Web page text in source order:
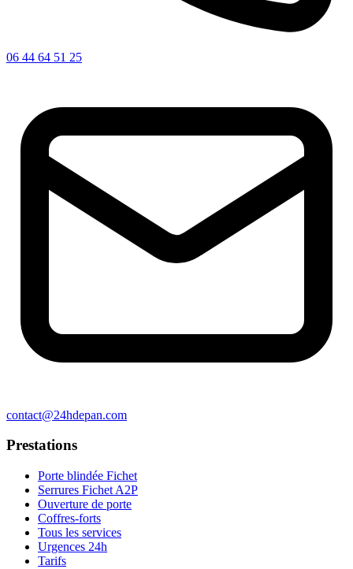
06 44 64 51 25
contact@24hdepan.com
Prestations
Porte blindée Fichet
Serrures Fichet A2P
Ouverture de porte
Coffres-forts
Tous les services
Urgences 24h
Tarifs